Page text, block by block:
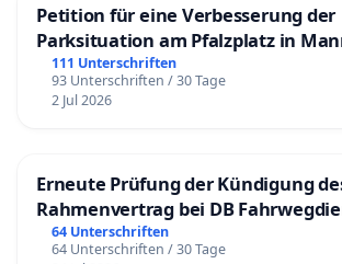
Petition für eine Verbesserung der
Parksituation am Pfalzplatz in
111 Unterschriften
93 Unterschriften / 30 Tage
2 Jul 2026
Erneute Prüfung der Kündigung
Rahmenvertrag bei DB
64 Unterschriften
64 Unterschriften / 30 Tage